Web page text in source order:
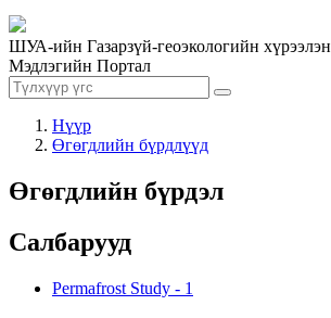
ШУА-ийн Газарзүй-геоэкологийн хүрээлэн
Мэдлэгийн Портал
Нүүр
Өгөгдлийн бүрдлүүд
Өгөгдлийн бүрдэл
Салбарууд
Permafrost Study - 1